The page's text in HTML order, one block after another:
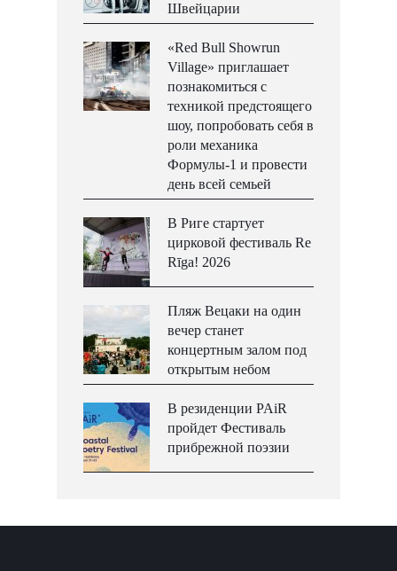
Швейцарии
«Red Bull Showrun
Village» приглашает
познакомиться с
техникой предстоящего
шоу, попробовать себя в
роли механика
Формулы-1 и провести
день всей семьей
В Риге стартует
цирковой фестиваль Re
Rīga! 2026
Пляж Вецаки на один
вечер станет
концертным залом под
открытым небом
В резиденции PAiR
пройдет Фестиваль
прибрежной поэзии